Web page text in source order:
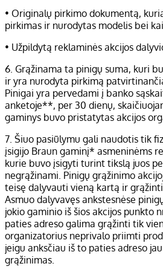
• Originalų pirkimo dokumentą,
pirkimas ir nurodytas modelis bei
• Užpildytą reklaminės akcijos
6. Grąžinama ta pinigų suma, kuri
ir yra nurodyta pirkimą
Pinigai yra pervedami į banko
anketoje**, per 30 dienų,
gaminys buvo pristatytas akcijos
7. Šiuo pasiūlymu gali naudotis tik
įsigijo Braun gaminį* asmeninėms
kurie buvo įsigyti turint tikslą juos
negrąžinami. Pinigų grąžinimo
teisę dalyvauti vieną kartą ir
Asmuo dalyvavęs ankstesnėse
jokio gaminio iš šios akcijos punkto
paties adreso galima grąžinti tik
organizatorius neprivalo priimti
jeigu anksčiau iš to paties adreso
grąžinimas.